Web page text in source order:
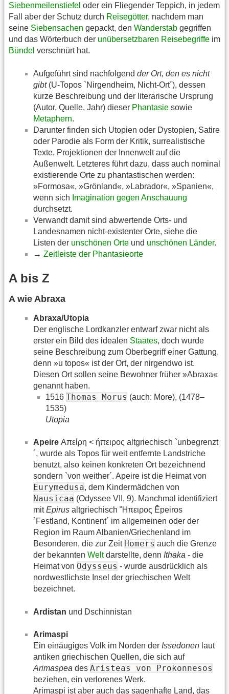
Siebenmeilenstiefel oder ein Fliegender Teppich, in jedem
Fall aber der Schutz durch Reisegötter, nachdem man
seine Siebensachen gepackt, den Wanderstab gegriffen
und das Wörterbuch der unübersetzbaren Reisebegriffe im
Bündel verschnürt hat.
Aufgeführt sind nachfolgend der Ort, den es nicht
gibt(U-Topos `Nirgendheim, Nicht-Ort´), dessen
kurze Beschreibung und der literarische Ursprung
(Autor, Quelle, Jahr) dieser Phantasie sowie
Metaphern.
Darunter finden sich Utopien oder Dystopien, Satire
oder Parodie als Form der Kritik, surrealistische
Texte, Projektionen der Innenwelt auf die
Außenwelt. Letzteres führt dazu, dass auch nominal
existierende Orte zu phantastischen werden:
»Formosa«, »Grönland«, »Labrador«, »Spanien«,
wenn sich Imagination gegen Anschauung
durchsetzt.
Verwandt damit sind abwertende Orts- und
Landesnamen nicht-existenter Orte, siehe die
Listen der unschönen Orte und unschönen Länder.
→ Zeitleiste der Phantasieorte
A bis Z
A wie Abraxa
Abraxa/Utopia
Der englische Lordkanzler entwarf zwar nicht als
erster ein Bild des idealen Staates, doch wurde
seine Beschreibung zum Oberbegriff einer Gattung,
denn »u topos« ist der Ort, der nirgendwo ist.
Diesen Ort sollen seine Bewohner früher »Abraxa«
genannt haben.
1516 Thomas Morus (auch: More), (1478–
1535)
Utopia
Apeire Απείρη < ήπειρος altgriechisch `unbegrenzt
´, wurde als Topos für weit entfernte Landstriche
benutzt, also keinen konkreten Ort bezeichnend
sondern `von weither´. Apeire ist die Heimat von
Eurymedusa, dem Kindermädchen von
Nausicaa (Odyssee VII, 9). Manchmal identifiziert
mitEpirus altgriechisch Ἤπειρος Ḗpeiros
`Festland, Kontinent´ im allgemeinen oder der
Region im Raum Albanien/Griechenland im
Besonderen, die zur Zeit Homers auch die Grenze
der bekannten Weltdarstellte, denn Ithaka - die
Heimat von Odysseus - wurde ausdrücklich als
nordwestlichste Insel der griechischen Welt
bezeichnet.
Ardistan und Dschinnistan
Arimaspi
Ein einäugiges Volk im Norden der Issedonen laut
antiken griechischen Quellen, die sich auf
Arimaspea des Aristeas von Prokonnesos
beziehen, ein verlorenes Werk.
Arimaspi ist aber auch das sagenhafte Land, das